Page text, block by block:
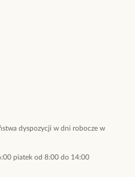
dyspozycji w dni robocze w
piatek od 8:00 do 14:00